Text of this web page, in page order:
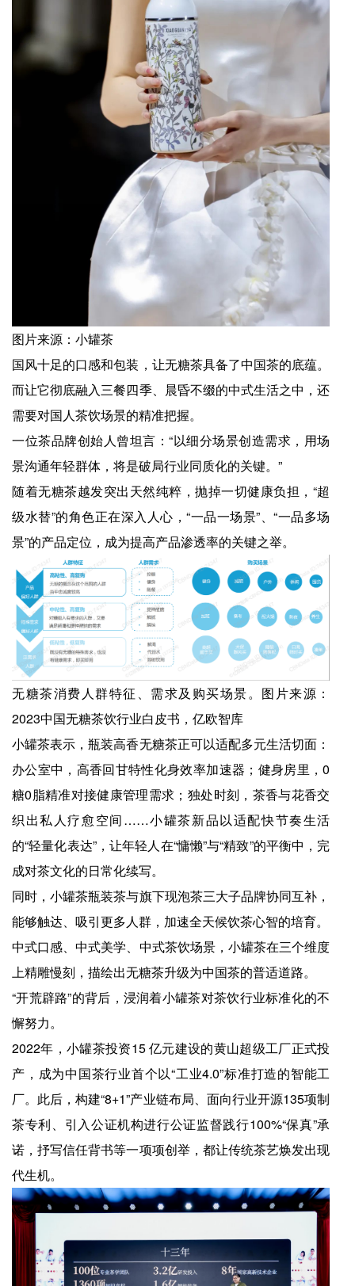
图片来源：小罐茶
国风十足的口感和包装，让无糖茶具备了中国茶的底蕴。
而让它彻底融入三餐四季、晨昏不缀的中式生活之中，还
需要对国人茶饮场景的精准把握。
一位茶品牌创始人曾坦言：“以细分场景创造需求，用场
景沟通年轻群体，将是破局行业同质化的关键。”
随着无糖茶越发突出天然纯粹，抛掉一切健康负担，“超
级水替”的角色正在深入人心，“一品一场景”、“一品多场
景”的产品定位，成为提高产品渗透率的关键之举。
无糖茶消费人群特征、需求及购买场景。图片来源：
2023中国无糖茶饮行业白皮书，亿欧智库
小罐茶表示，瓶装高香无糖茶正可以适配多元生活切面：
办公室中，高香回甘特性化身效率加速器；健身房里，0
糖0脂精准对接健康管理需求；独处时刻，茶香与花香交
织出私人疗愈空间……小罐茶新品以适配快节奏生活
的“轻量化表达”，让年轻人在“慵懒”与“精致”的平衡中，完
成对茶文化的日常化续写。
同时，小罐茶瓶装茶与旗下现泡茶三大子品牌协同互补，
能够触达、吸引更多人群，加速全天候饮茶心智的培育。
中式口感、中式美学、中式茶饮场景，小罐茶在三个维度
上精雕慢刻，描绘出无糖茶升级为中国茶的普适道路。
“开荒辟路”的背后，浸润着小罐茶对茶饮行业标准化的不
懈努力。
2022年，小罐茶投资15 亿元建设的黄山超级工厂正式投
产，成为中国茶行业首个以“工业4.0”标准打造的智能工
厂。此后，构建“8+1”产业链布局、面向行业开源135项制
茶专利、引入公证机构进行公证监督践行100%“保真”承
诺，抒写信任背书等一项项创举，都让传统茶艺焕发出现
代生机。